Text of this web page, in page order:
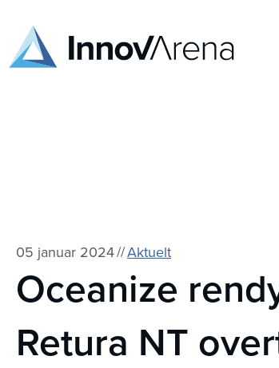
05 januar 2024//Aktuelt
Oceanize
Retura NT